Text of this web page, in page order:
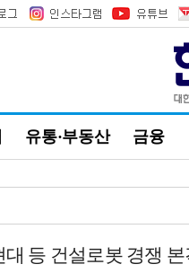
유통·부동산 금융